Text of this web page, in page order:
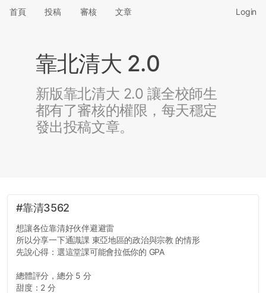
首頁 投稿 審核 文章 Login
靠北清大 2.0
新版靠北清大 2.0 讓全校師生
都有了審核的權限，每天穩定
發出投稿文章。
#靠清3562
想讓各位靠清好伙伴避避雷
所以分享一下通識課 東亞地區的政治與宗教 的情形
先說心得：選這堂課可能會拉低你的 GPA
總體評分，總分 5 分
甜度：2 分